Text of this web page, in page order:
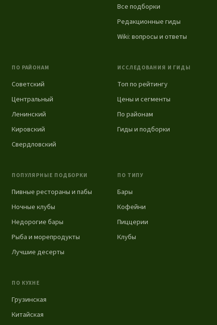
Все подборки
Редакционные гиды
Wiki: вопросы и ответы
ПО РАЙОНАМ
Советский
Центральный
Ленинский
Кировский
Свердловский
ИССЛЕДОВАНИЯ И ГИДЫ
Топ по рейтингу
Цены и сегменты
По районам
Гиды и подборки
ПОПУЛЯРНЫЕ ПОДБОРКИ
Пивные рестораны и пабы
Ночные клубы
Недорогие бары
Рыба и морепродукты
Лучшие десерты
ПО ТИПУ
Бары
Кофейни
Пиццерии
Клубы
ПО КУХНЕ
Грузинская
Китайская